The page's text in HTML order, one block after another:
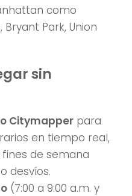
como
Park, Union
sin
Citymapper para
en tiempo real,
de semana
desvíos.
(7:00 a 9:00 a.m. y